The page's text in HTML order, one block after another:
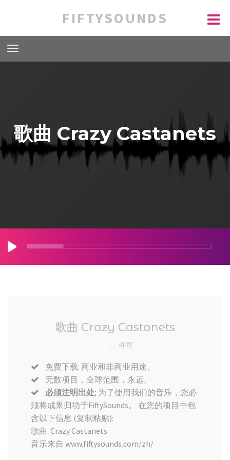
FIFTYSOUNDS
歌曲 Crazy Castanets
歌曲 Crazy Castanets
许可
免费下载: 商业和非商业用途。
无数项目，全球范围，永远。
必须注明出处; 为了使用我们的音乐，您必
须将成果归功于FiftySounds。 在您的项目中包
含以下信息 (复制粘贴):
歌曲: Crazy Castanets
音乐来自 www.fiftysounds.com/zh/